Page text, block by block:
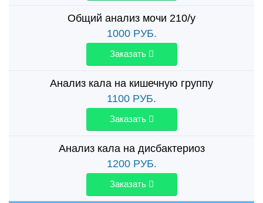
Общий анализ мочи 210/у
1000РУБ.
Заказать
Анализ кала на кишечную группу
1100 РУБ.
Заказать
Анализ кала на дисбактериоз
1200РУБ.
Заказать